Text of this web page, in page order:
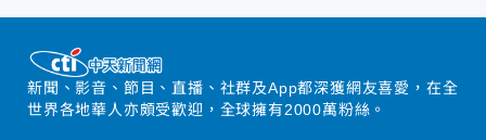
新聞、影音、節目、直播、社群及App都深獲網友喜愛，在全
世界各地華人亦頗受歡迎，全球擁有2000萬粉絲。